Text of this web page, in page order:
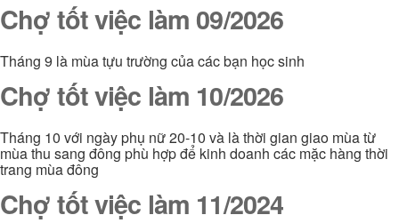
Chợ tốt việc làm 09/2026
Tháng 9 là mùa tựu trường của các bạn học sinh
Chợ tốt việc làm 10/2026
Tháng 10 với ngày phụ nữ 20-10 và là thời gian giao mùa từ
mùa thu sang đông phù hợp để kinh doanh các mặc hàng thời
trang mùa đông
Chợ tốt việc làm 11/2024